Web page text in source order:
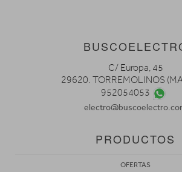
C/ Europa, 45
29620. TORREMOLINOS
952054053
PRODUCTOS
OFERTAS